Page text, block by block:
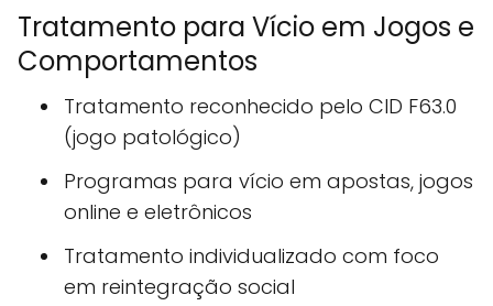
Tratamento para Vício em Jogos e
Comportamentos
Tratamento reconhecido pelo CID F63.0
(jogo patológico)
Programas para vício em apostas, jogos
online e eletrônicos
Tratamento individualizado com foco
em reintegração social